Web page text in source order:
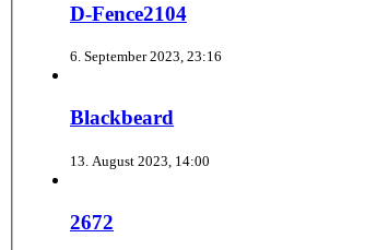
D-Fence2104
6. September 2023, 23:16
Blackbeard
13. August 2023, 14:00
2672